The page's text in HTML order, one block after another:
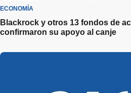
ECONOMÍA
Blackrock y otros 13 fondos de
confirmaron su apoyo al canje